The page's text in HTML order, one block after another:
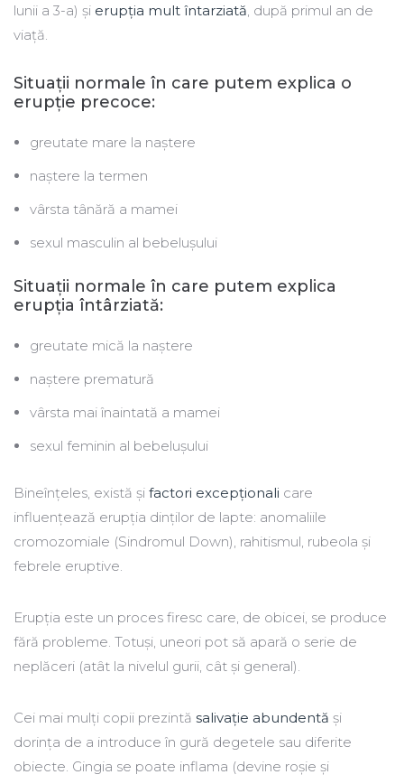
lunii a 3-a) și erupția mult întarziată , după primul an de
viață.
Situații normale în care putem explica o
erupție precoce:
greutate mare la naștere
naștere la termen
vârsta tânără a mamei
sexul masculin al bebelușului
Situații normale în care putem explica
erupția întârziată:
greutate mică la naștere
naștere prematură
vârsta mai înaintată a mamei
sexul feminin al bebelușului
Bineînțeles, există și factori excepționali care
influențează erupția dinților de lapte: anomaliile
cromozomiale (Sindromul Down), rahitismul, rubeola și
febrele eruptive.
Erupția este un proces firesc care, de obicei, se produce
fără probleme. Totuși, uneori pot să apară o serie de
neplăceri (atât la nivelul gurii, cât și general).
Cei mai mulți copii prezintă salivație abundentă și
dorința de a introduce în gură degetele sau diferite
obiecte. Gingia se poate inflama (devine roșie și